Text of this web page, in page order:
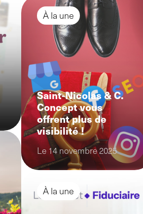
À la une
Saint-Nicolas & C.
Concept vous
offrent plus de
visibilité !
Le 14 novembre 2025
À la une